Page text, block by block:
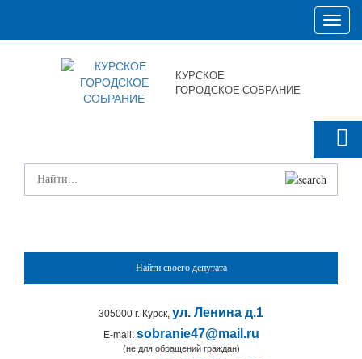
Toggle
КУРСКОЕ
ГОРОДСКОЕ СОБРАНИЕ
Найти своего депутата
305000 г. Курск, ул. Ленина д.1
E-mail: sobranie47@mail.ru
(не для обращений граждан)